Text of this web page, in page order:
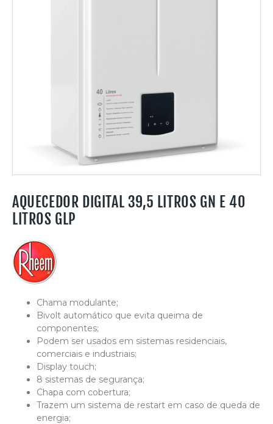
AQUECEDOR DIGITAL 39,5 LITROS GN E 40
LITROS GLP
Chama modulante;
Bivolt automático que evita queima de
componentes;
Podem ser usados em sistemas residenciais,
comerciais e industriais;
Display touch;
8 sistemas de segurança;
Chapa com cobertura;
Trazem um sistema de restart em caso de queda de
energia;